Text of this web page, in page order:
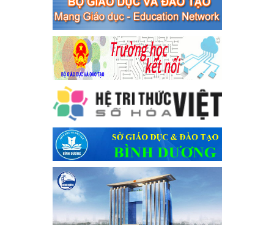
bạc và đánh bạc
Ngày ban hành: 04/03/2024
Kế hoạch Tổ chức Hội trại truyền thống học sinh thị xã Bến
Cát Lần thứ VIII, năm học 2023-2024
Kế hoạch Tổ chức Hội trại truyền thống học sinh thị xã Bến Cát
Lần thứ VIII, năm học 2023-2024
Ngày ban hành: 28/12/2023
Phối hợp rà soát nhu cầu tiêm vắc xin phòng Covid 19
Phối hợp rà soát nhu cầu tiêm vắc xin phòng Covid 19
Ngày ban hành: 22/11/2023
Phát động, triển khai Cuộc thi " An toàn giao thông cho nụ
cười ngày mai" dành cho học sinh và giáo viên trung học
năm học 2023-2024
Phát động, triển khai Cuộc thi " An toàn giao thông cho nụ cười
ngày mai" dành cho học sinh và giáo viên trung học năm học